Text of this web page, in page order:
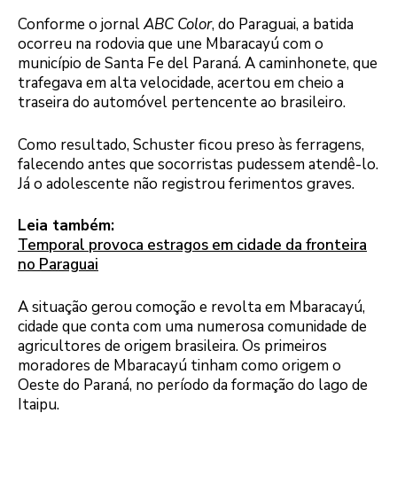
Conforme o jornalABC Color, do Paraguai, a batida
ocorreu na rodovia que une Mbaracayú com o
município de Santa Fe del Paraná. A caminhonete, que
trafegava em alta velocidade, acertou em cheio a
traseira do automóvel pertencente ao brasileiro.
Como resultado, Schuster ficou preso às ferragens,
falecendo antes que socorristas pudessem atendê-lo.
Já o adolescente não registrou ferimentos graves.
Leia também:
Temporal provoca estragos em cidade da fronteira
no Paraguai
A situação gerou comoção e revolta em Mbaracayú,
cidade que conta com uma numerosa comunidade de
agricultores de origem brasileira. Os primeiros
moradores de Mbaracayú tinham como origem o
Oeste do Paraná, no período da formação do lago de
Itaipu.